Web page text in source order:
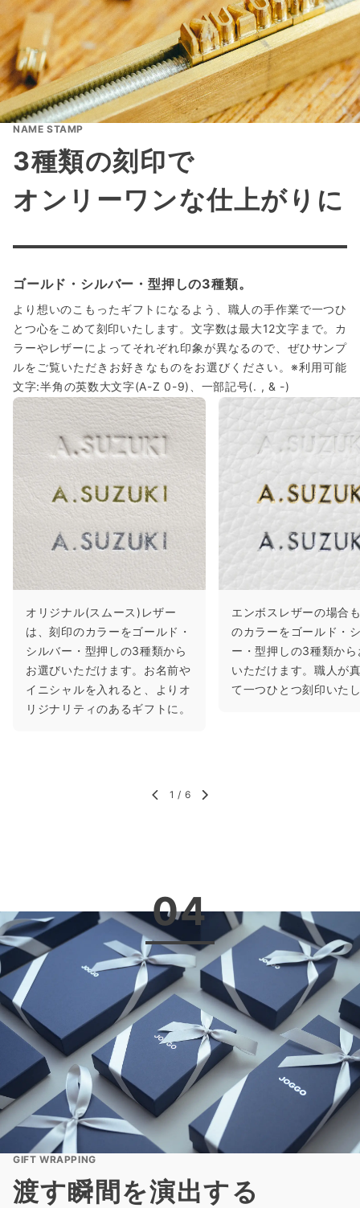
NAME STAMP
3種類の刻印で
オンリーワンな仕上がりに
ゴールド・シルバー・型押しの3種類。
より想いのこもったギフトになるよう、職人の手作業で一つひ
とつ心をこめて刻印いたします。文字数は最大12文字まで。カ
ラーやレザーによってそれぞれ印象が異なるので、ぜひサンプ
ルをご覧いただきお好きなものをお選びください。※利用可能
文字:半角の英数大文字(A-Z 0-9)、一部記号(. , & -)
オリジナル(スムース)レザー
は、刻印のカラーをゴールド・
シルバー・型押しの3種類から
お選びいただけます。お名前や
イニシャルを入れると、よりオ
リジナリティのあるギフトに。
エンボスレザーの場合
のカラーをゴールド・
ー・型押しの3種類か
いただけます。職人が
て一つひとつ刻印いた
1 / 6
04
GIFT WRAPPING
渡す瞬間を演出する